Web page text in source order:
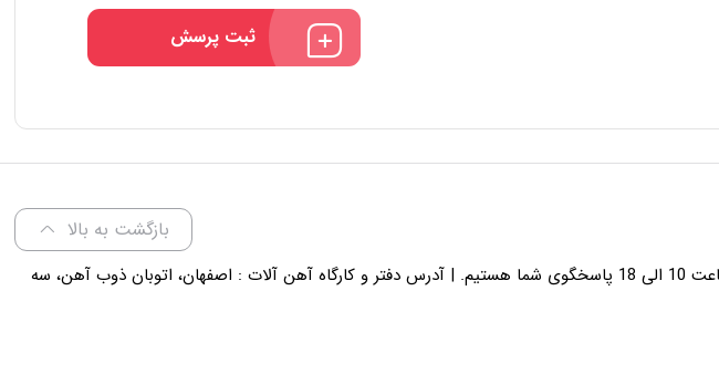
ثبت پرسش
بازگشت به بالا
هفت روز هفته، ساعت 10 الی 18 پاسخگوی شما هستیم. | آدرس دفتر و کارگاه آهن آلات : اصفهان، اتوبان ذوب آهن، سه